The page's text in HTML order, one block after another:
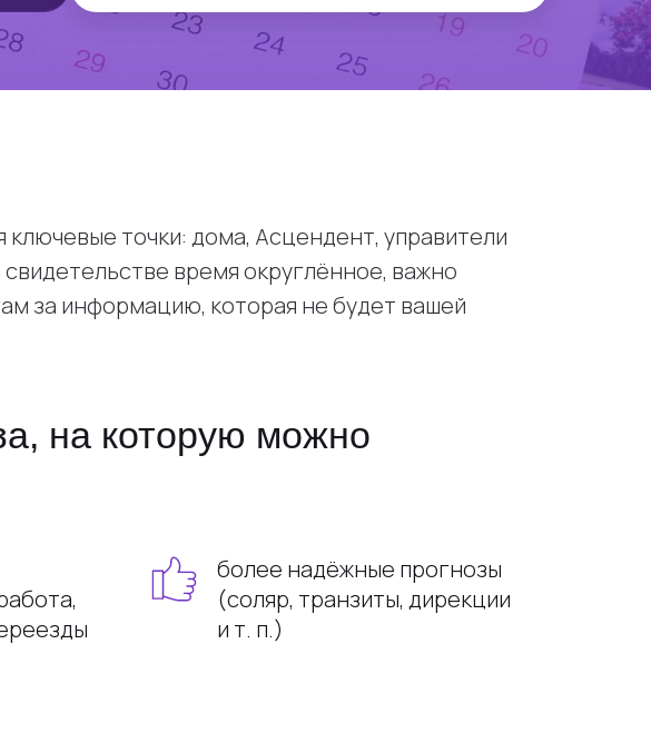
точки: дома, Асцендент, управители
время округлённое, важно
за информацию, которая не будет вашей
на которую можно
более надёжные прогнозы
(соляр, транзиты, дирекции
и т. п.)